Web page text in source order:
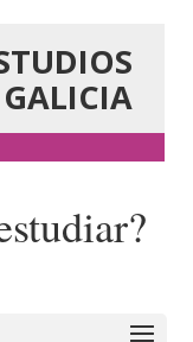
GALICIA